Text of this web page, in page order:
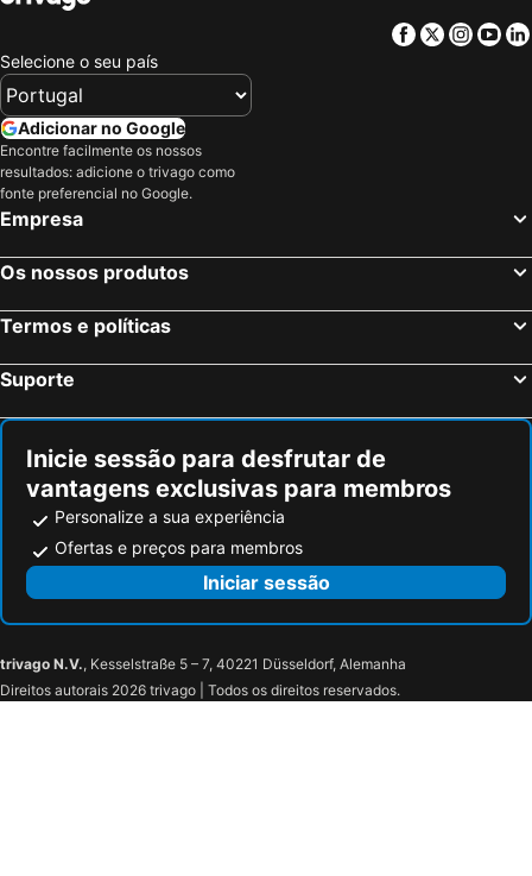
Boutique Hotel Art de Vivre & SPA
Hotel Etrier
Hôtel Au Terminus
Chandolin Boutique Hotel
Hotel Helvetia Intergolf
Hotel du Lac
Hôtel Splendide
Le Green
Hôtel de la Forêt
Hotel Casino
La Promenade
Hôtel les Berges
Les Mazots de la Source & Spa
Hotel Du Rhone
Studio Noyer C
Hôtel Elite
Le Bristol Leukerbad
De France by Thermalhotels
Eringer Hotel
Hotel Restaurant Bären
Hotel Chalet Royal
Lenkerhof Gourmet Spa Resort
Hotel Pas de Cheville
Facebook
Twitter
Selecione o seu país
Adicionar no Google
Encontre facilmente os nossos
resultados: adicione o trivago como
fonte preferencial no Google.
Empresa
Os nossos produtos
Termos e políticas
Suporte
Inicie sessão para desfrutar de
vantagens exclusivas para membros
Personalize a sua experiência
Ofertas e preços para membros
Iniciar sessão
trivago N.V., Kesselstraße 5 – 7, 40221 Düsseldorf, Alemanha
Direitos autorais 2026 trivago | Todos os direitos reservados.